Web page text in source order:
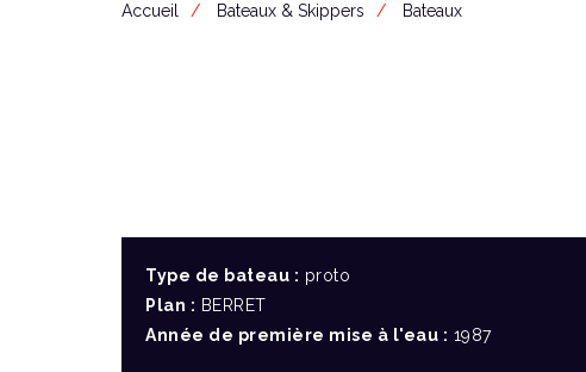
Accueil Bateaux & Skippers Bateaux
Type de bateau : proto
Plan : BERRET
Année de première mise à l'eau : 1987